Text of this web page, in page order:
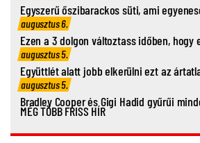
Egyszerű őszibarackos süti, ami
augusztus 6.
Ezen a 3 dolgon változtass időben, hogy
augusztus 5.
Együttlét alatt jobb elkerülni ezt az
augusztus 5.
Bradley Cooper és Gigi Hadid gyűrűi
MÉG TÖBB FRISS HÍR